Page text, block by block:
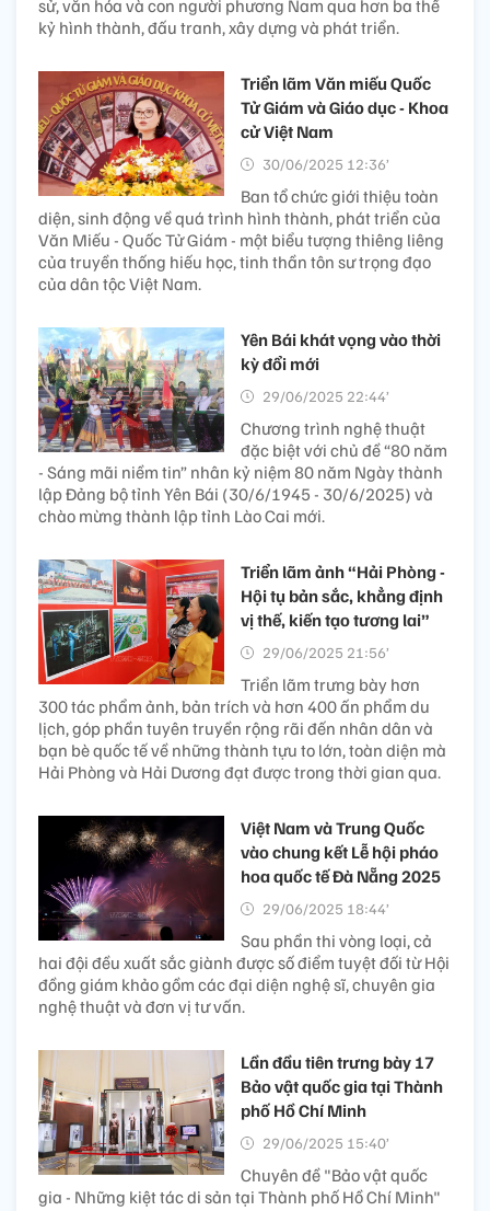
sử, văn hóa và con người phương Nam qua hơn ba thế
kỷ hình thành, đấu tranh, xây dựng và phát triển.
Triển lãm Văn miếu Quốc
Tử Giám và Giáo dục - Khoa
cử Việt Nam
30/06/2025 12:36’
Ban tổ chức giới thiệu toàn
diện, sinh động về quá trình hình thành, phát triển của
Văn Miếu - Quốc Tử Giám - một biểu tượng thiêng liêng
của truyền thống hiếu học, tinh thần tôn sư trọng đạo
của dân tộc Việt Nam.
Yên Bái khát vọng vào thời
kỳ đổi mới
29/06/2025 22:44’
Chương trình nghệ thuật
đặc biệt với chủ đề “80 năm
- Sáng mãi niềm tin” nhân kỷ niệm 80 năm Ngày thành
lập Đảng bộ tỉnh Yên Bái (30/6/1945 - 30/6/2025) và
chào mừng thành lập tỉnh Lào Cai mới.
Triển lãm ảnh “Hải Phòng -
Hội tụ bản sắc, khẳng định
vị thế, kiến tạo tương lai”
29/06/2025 21:56’
Triển lãm trưng bày hơn
300 tác phẩm ảnh, bản trích và hơn 400 ấn phẩm du
lịch, góp phần tuyên truyền rộng rãi đến nhân dân và
bạn bè quốc tế về những thành tựu to lớn, toàn diện mà
Hải Phòng và Hải Dương đạt được trong thời gian qua.
Việt Nam và Trung Quốc
vào chung kết Lễ hội pháo
hoa quốc tế Đà Nẵng 2025
29/06/2025 18:44’
Sau phần thi vòng loại, cả
hai đội đều xuất sắc giành được số điểm tuyệt đối từ Hội
đồng giám khảo gồm các đại diện nghệ sĩ, chuyên gia
nghệ thuật và đơn vị tư vấn.
Lần đầu tiên trưng bày 17
Bảo vật quốc gia tại Thành
phố Hồ Chí Minh
29/06/2025 15:40’
Chuyên đề "Bảo vật quốc
gia - Những kiệt tác di sản tại Thành phố Hồ Chí Minh"